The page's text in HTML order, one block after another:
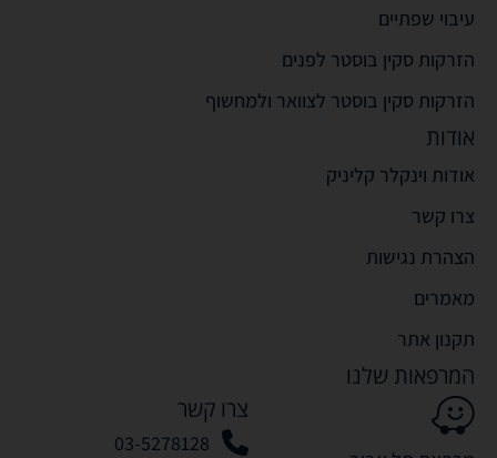
עיבוי שפתיים
הזרקות סקין בוסטר לפנים
הזרקות סקין בוסטר לצוואר ולמחשוף
אודות
אודות וינקלר קליניק
צרו קשר
הצהרת נגישות
מאמרים
תקנון אתר
המרפאות שלנו
צרו קשר
03-5278128